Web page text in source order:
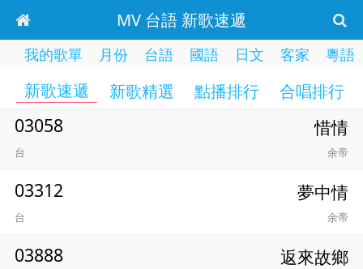
MV 台語 新歌速遞
我的歌單 月份 台語 國語 日文 客家 粵語
新歌速遞 新歌精選 點播排行 合唱排行
03058 惜情
台 余帝
03312 夢中情
台 余帝
03888 返來故鄉